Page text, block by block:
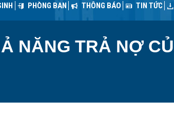
PHÒNG BAN THÔNG BÁO TIN TỨC
NĂNG TRẢ NỢ